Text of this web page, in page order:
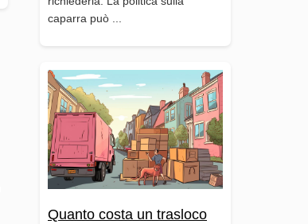
caparra può ...
Quanto costa un trasloco